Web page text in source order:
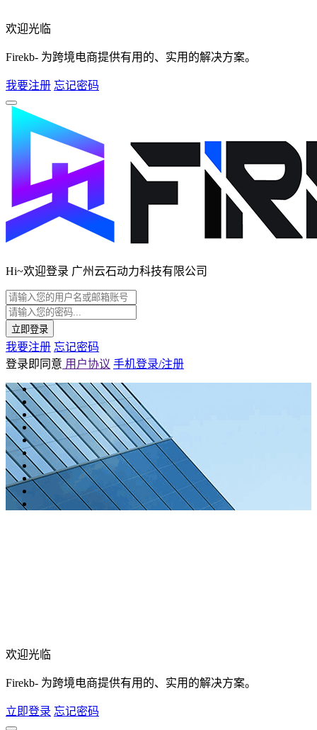
欢迎光临
Firekb- 为跨境电商提供有用的、实用的解决方案。
我要注册 忘记密码
Hi~欢迎登录 广州云石动力科技有限公司
立即登录
我要注册 忘记密码
登录即同意 用户协议 手机登录/注册
欢迎光临
Firekb- 为跨境电商提供有用的、实用的解决方案。
立即登录 忘记密码